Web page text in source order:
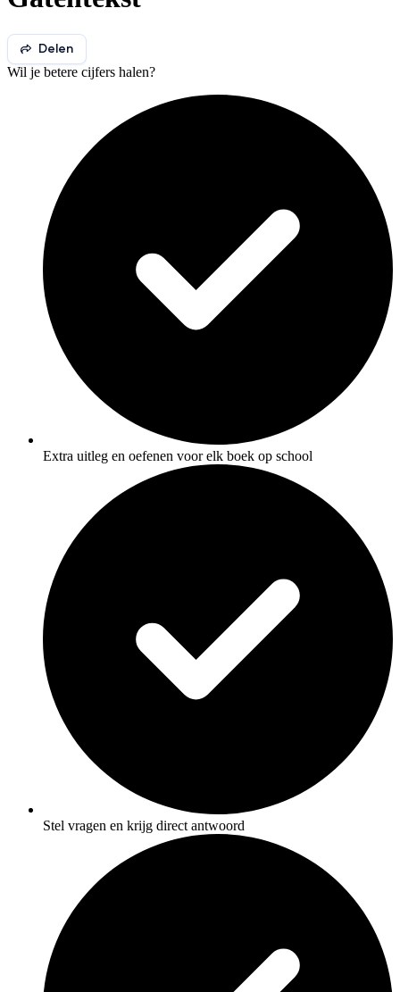
Delen
Wil je betere cijfers halen?
Extra uitleg en oefenen voor elk boek op school
Stel vragen en krijg direct antwoord